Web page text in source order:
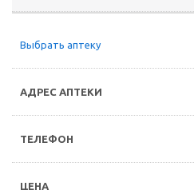
Выбрать аптеку